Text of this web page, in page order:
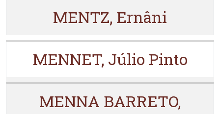
MENTZ, Ernâni
MENNET, Júlio Pinto
MENNA BARRETO,